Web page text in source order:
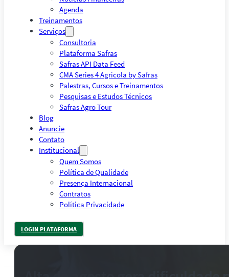
Agenda
Treinamentos
Serviços
Consultoria
Plataforma Safras
Safras API Data Feed
CMA Series 4 Agrícola by Safras
Palestras, Cursos e Treinamentos
Pesquisas e Estudos Técnicos
Safras Agro Tour
Blog
Anuncie
Contato
Institucional
Quem Somos
Política de Qualidade
Presença Internacional
Contratos
Política Privacidade
LOGIN PLATAFORMA